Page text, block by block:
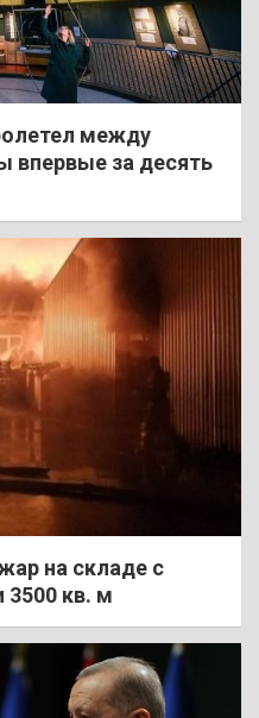
между
впервые за десять
на складе с
кв. м